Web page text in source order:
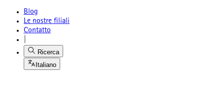
Blog
Le nostre filiali
Contatto
Ricerca
Italiano